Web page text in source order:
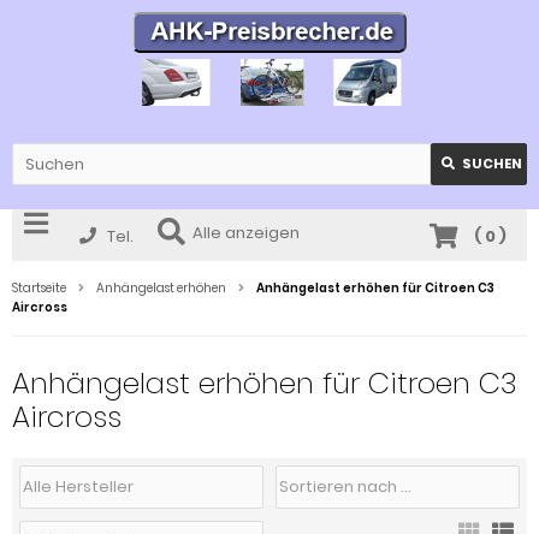
SUCHEN
Tel. Alle anzeigen ( 0)
Startseite Anhängelast erhöhen
Anhängelast erhöhen für Citroen C3
Aircross
Anhängelast erhöhen für Citroen C3
Aircross